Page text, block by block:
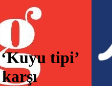
tipi’